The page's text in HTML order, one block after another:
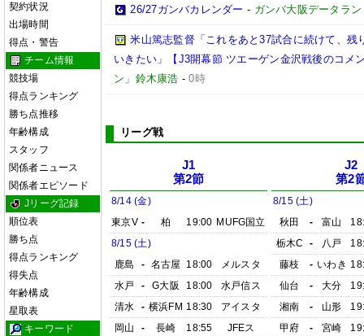
契約状況
出場時間
得点・警告
チーム情報
競技場
得点ランキング
勝ち点推移
年齢構成
スタッフ
関係者ニュース
関係者エピソード
Jリーグ記録
順位表
勝ち点
得点ランキング
得失点
年齢構成
星取表
キーワード
26/27ガンバカレンダー - ガンバ大阪データラ
米山篤志監督「これをあと37試合に続けて、
いきたい」【J3開幕節 ツエーゲン金沢戦後のコメ
ン」鈴木康浩 -0時
リーグ戦
J1
第2節
8/14 (金)
東京V - 柏 19:00 MUFG国立
8/15 (土)
鹿島
- 名古屋 18:00
メルスタ
水戸
- G大阪 18:00
水戸信ス
清水
- 横浜FM 18:30
アイスタ
岡山
- 長崎 18:55
JFEス
J2
第2
8/15 (土)
秋田
- 富山
栃木C
- 八戸
藤枝
- いわき
仙台
- 大分
湘南
- 山形
甲府
- 宮崎